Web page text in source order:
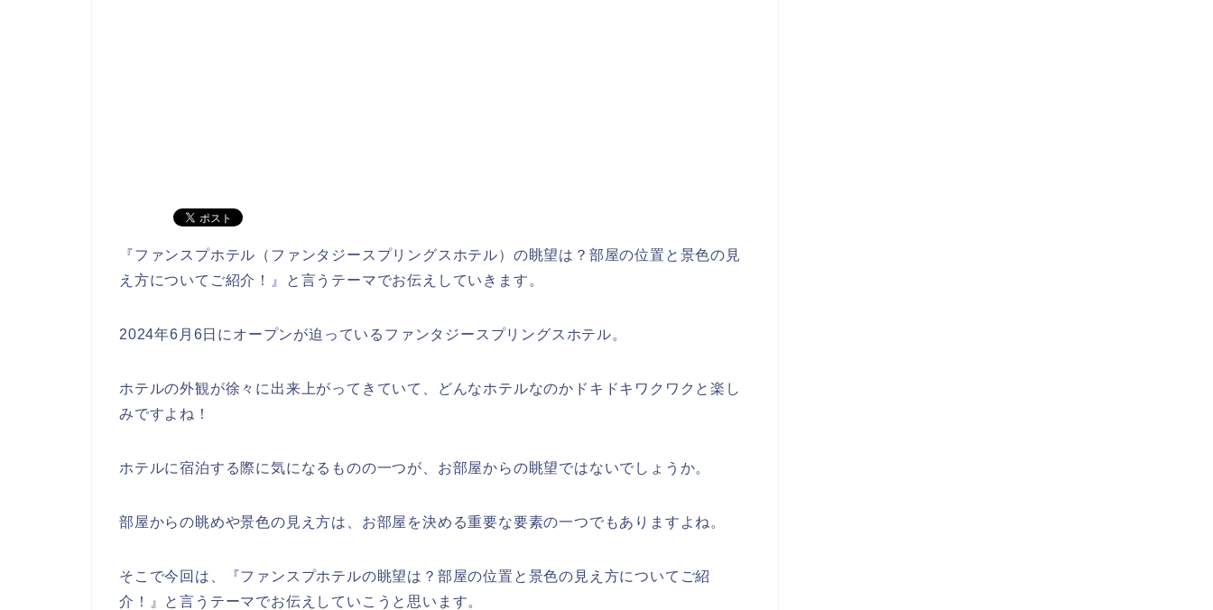
『ファンスプホテル（ファンタジースプリングスホテル）の眺望は？部屋の位置と景色の見
え方についてご紹介！』と言うテーマでお伝えしていきます。
2024年6月6日にオープンが迫っているファンタジースプリングスホテル。
ホテルの外観が徐々に出来上がってきていて、どんなホテルなのかドキドキワクワクと楽し
みですよね！
ホテルに宿泊する際に気になるものの一つが、お部屋からの眺望ではないでしょうか。
部屋からの眺めや景色の見え方は、お部屋を決める重要な要素の一つでもありますよね。
そこで今回は、『ファンスプホテルの眺望は？部屋の位置と景色の見え方についてご紹
介！』と言うテーマでお伝えしていこうと思います。